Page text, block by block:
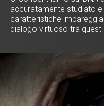
accuratamente studiato
caratteristiche
dialogo virtuoso tra